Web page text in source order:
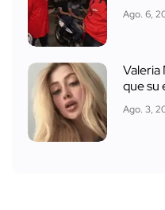
Ago. 6,
Valeria
que su
Ago. 3,